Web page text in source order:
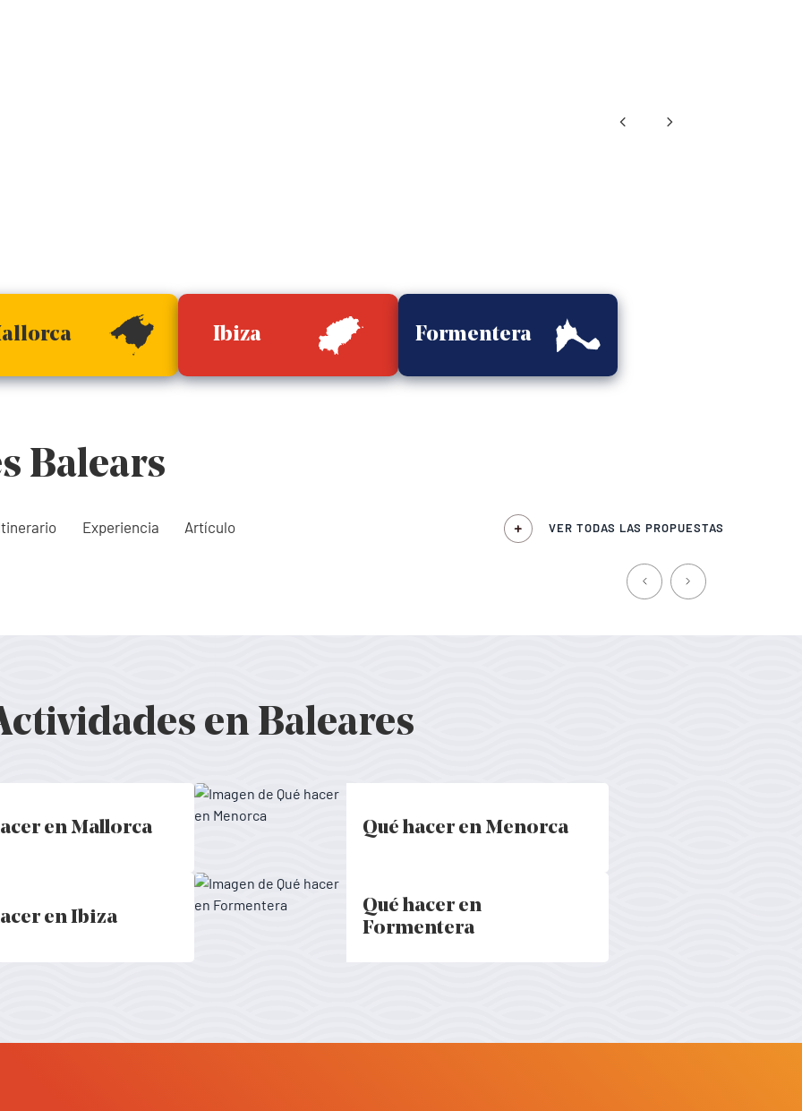
Ibiza Formentera
Balears
Experiencia Artículo VER TODAS LAS PROPUESTAS
en Baleares
en Mallorca
a Mallorca - Baleares Qué hacer en Menorca
Activitats a Menorca - Baleares
en Ibiza
a Ibiza - Baleares
Qué hacer en
Formentera
Activitats a Formentera - Baleares